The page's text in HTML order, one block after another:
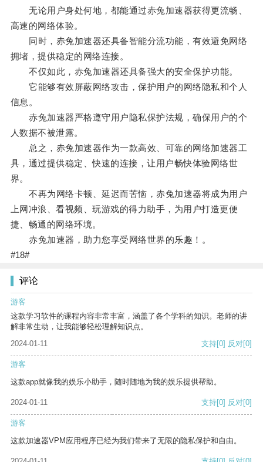
无论用户身处何地，都能通过赤兔加速器获得更流畅、
高速的网络体验。
同时，赤兔加速器还具备智能分流功能，有效避免网络
拥堵，提供稳定的网络连接。
不仅如此，赤兔加速器还具备强大的安全保护功能。
它能够有效屏蔽网络攻击，保护用户的网络隐私和个人
信息。
赤兔加速器严格遵守用户隐私保护法规，确保用户的个
人数据不被泄露。
总之，赤兔加速器作为一款高效、可靠的网络加速器工
具，通过提供稳定、快速的连接，让用户畅快体验网络世
界。
不再为网络卡顿、延迟而苦恼，赤兔加速器将成为用户
上网冲浪、看视频、玩游戏的得力助手，为用户打造更便
捷、畅通的网络环境。
赤兔加速器，助力您享受网络世界的乐趣！。
#18#
评论
游客
这款学习软件的课程内容非常丰富，涵盖了各个学科的知识。老师的讲
解非常生动，让我能够轻松理解知识点。
2024-01-11
支持[0] 反对[0]
游客
这款app就像我的娱乐小助手，随时随地为我的娱乐提供帮助。
2024-01-11 支持[0] 反对[0]
游客
这款加速器VPM应用程序已经为我们带来了无限的隐私保护和自由。